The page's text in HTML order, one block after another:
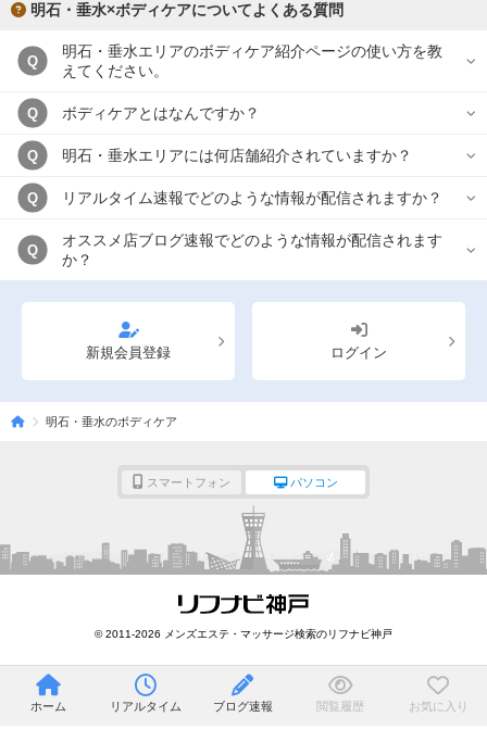
明石・垂水×ボディケアについてよくある質問
Q
明石・垂水エリアのボディケア紹介ページの使い方を教
えてください。
Q ボディケアとはなんですか？
Q 明石・垂水エリアには何店舗紹介されていますか？
Q リアルタイム速報でどのような情報が配信されますか？
Q
オススメ店ブログ速報でどのような情報が配信されます
か？
新規会員登録 ログイン
明石・垂水のボディケア
スマートフォン パソコン
© 2011-2026 メンズエステ・マッサージ検索のリフナビ神戸
ホーム リアルタイム ブログ速報 閲覧履歴 お気に入り